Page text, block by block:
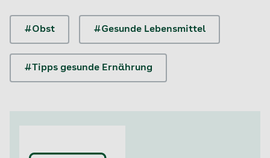
#Obst #Gesunde Lebensmittel
#Tipps gesunde Ernährung